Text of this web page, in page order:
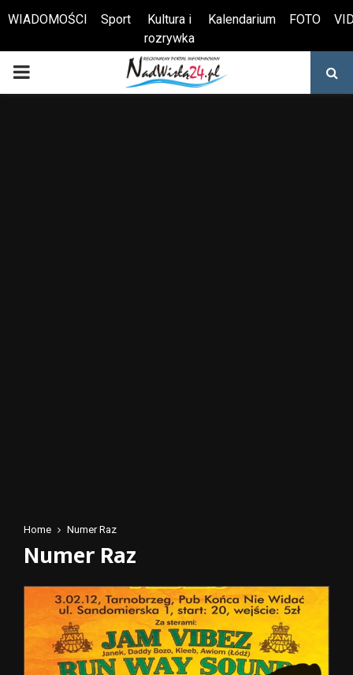
Otwórz pasek narzędzi
WIADOMOŚCI Sport
Kultura i
rozrywka
Kalendarium FOTO
PRIMARY
Home Numer Raz
Numer Raz